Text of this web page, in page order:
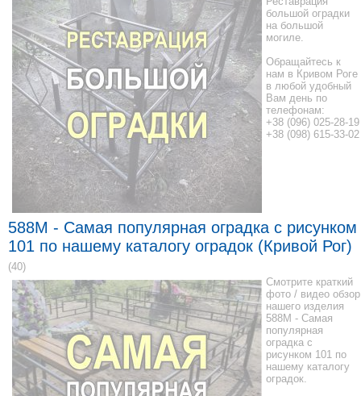
большой оградки
на большой
могиле.
Обращайтесь к
нам в Кривом Роге
в любой удобный
Вам день по
телефонам:
+38 (096) 025-28-19
+38 (098) 615-33-02
588M - Самая популярная оградка с рисунком
101 по нашему каталогу оградок (Кривой Рог)
(40)
Смотрите краткий
фото / видео обзор
нашего изделия
588M - Самая
популярная
оградка с
рисунком 101 по
нашему каталогу
оградок.